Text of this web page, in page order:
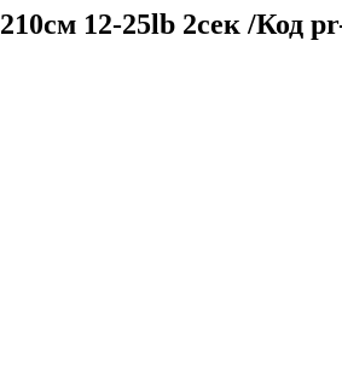
12-25lb 2сек /Код